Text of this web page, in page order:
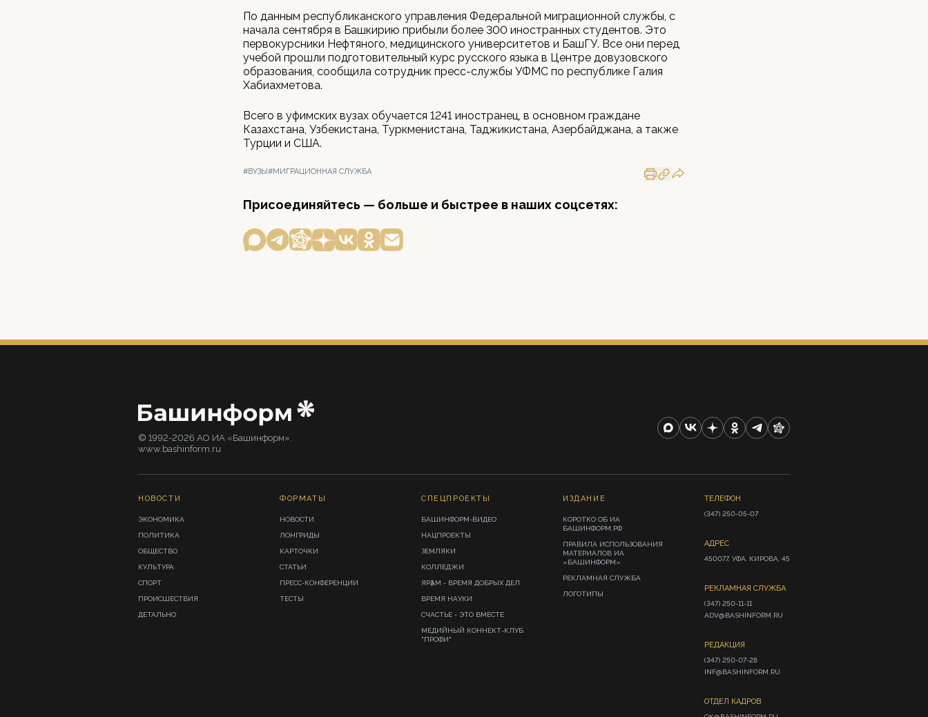
По данным республиканского управления Федеральной миграционной службы, с
начала сентября в Башкирию прибыли более 300 иностранных студентов. Это
первокурсники Нефтяного, медицинского университетов и БашГУ. Все они перед
учебой прошли подготовительный курс русского языка в Центре довузовского
образования, сообщила сотрудник пресс-службы УФМС по республике Галия
Хабиахметова.
Всего в уфимских вузах обучается 1241 иностранец, в основном граждане
Казахстана, Узбекистана, Туркменистана, Таджикистана, Азербайджана, а также
Турции и США.
#ВУЗЫ#МИГРАЦИОННАЯ СЛУЖБА
Присоединяйтесь — больше и быстрее в наших соцсетях:
© 1992-2026 АО ИА «Башинформ».
www.bashinform.ru
НОВОСТИ
ЭКОНОМИКА
ПОЛИТИКА
ОБЩЕСТВО
КУЛЬТУРА
СПОРТ
ПРОИСШЕСТВИЯ
ДЕТАЛЬНО
ФОРМАТЫ
НОВОСТИ
ЛОНГРИДЫ
КАРТОЧКИ
СТАТЬИ
ПРЕСС-КОНФЕРЕНЦИИ
ТЕСТЫ
СПЕЦПРОЕКТЫ
БАШИНФОРМ-ВИДЕО
НАЦПРОЕКТЫ
ЗЕМЛЯКИ
КОЛЛЕДЖИ
ЯРҘАМ - ВРЕМЯ ДОБРЫХ ДЕЛ
ВРЕМЯ НАУКИ
СЧАСТЬЕ - ЭТО ВМЕСТЕ
МЕДИЙНЫЙ КОННЕКТ-КЛУБ
"ПРОФИ"
ИЗДАНИЕ
КОРОТКО ОБ ИА
БАШИНФОРМ.РФ
ПРАВИЛА ИСПОЛЬЗОВАНИЯ
МАТЕРИАЛОВ ИА
«БАШИНФОРМ»
РЕКЛАМНАЯ СЛУЖБА
ЛОГОТИПЫ
ТЕЛЕФОН
(347) 250-05-07
АДРЕС
450077, УФА, КИРОВА, 45
РЕКЛАМНАЯ СЛУЖБА
(347) 250-11-11
ADV@BASHINFORM.RU
РЕДАКЦИЯ
(347) 250-07-28
INF@BASHINFORM.RU
ОТДЕЛ КАДРОВ